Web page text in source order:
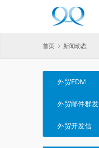
首页 新闻动态
外贸EDM
外贸邮件群发
外贸开发信